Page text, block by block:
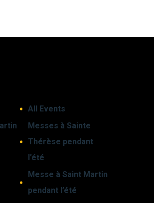
All Events
Messes à Sainte
Thérèse pendant
l’été
Messe à Saint Martin
pendant l’été